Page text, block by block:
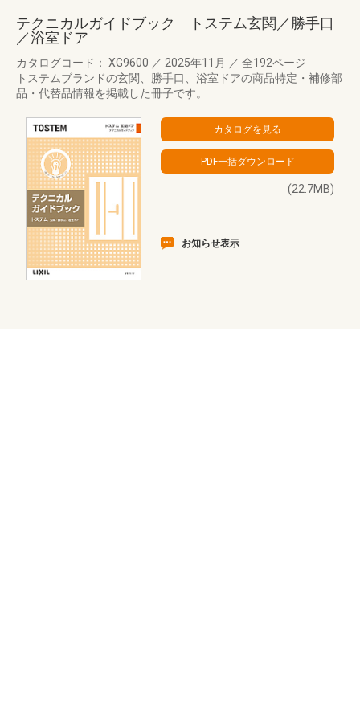
テクニカルガイドブック トステム玄関／勝手口
／浴室ドア
カタログコード： XG9600 ／ 2025年11月 ／ 全192ページ
トステムブランドの玄関、勝手口、浴室ドアの商品特定・補修部
品・代替品情報を掲載した冊子です。
(22.7MB)
お知らせ表示